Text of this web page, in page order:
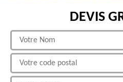
DEVIS